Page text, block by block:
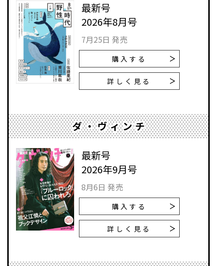
最新号
2026年8月号
7月25日 発売
購入する
詳しく見る
ダ・ヴィンチ
最新号
2026年9月号
8月6日 発売
購入する
詳しく見る